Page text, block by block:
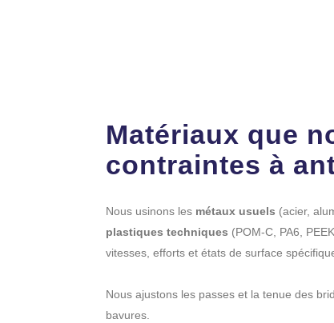
Matériaux que
contraintes à
Nous usinons les métaux usuels (acier,
plastiques techniques (POM-C, PA6,
vitesses, efforts et états de surface
Nous ajustons les passes et la tenue des
bavures.